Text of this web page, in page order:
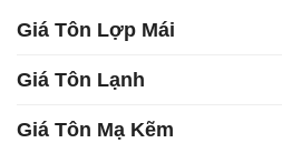
Giá Tôn Lợp Mái
Giá Tôn Lạnh
Giá Tôn Mạ Kẽm